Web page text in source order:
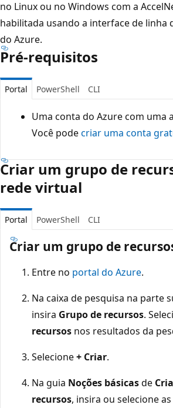
no Linux ou no Windows com a
habilitada usando a interface de linha
do Azure.
Pré-requisitos
Portal PowerShell CLI
Uma conta do Azure com uma
Você podecriar uma conta
Criar um grupo de
rede virtual
Portal PowerShell CLI
Criar um grupo de
Entre no portal do Azure.
Na caixa de pesquisa na parte
insira Grupo de recursos.
recursos nos resultados da
Selecione+ Criar.
Na guia Noções básicasde
recursos, insira ou selecione